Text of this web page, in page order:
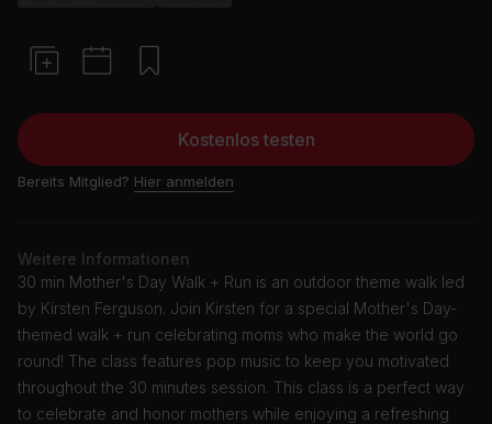
Kostenlos testen
Bereits Mitglied? Hier anmelden
Weitere Informationen
30 min Mother's Day Walk + Run is an outdoor theme walk led
by Kirsten Ferguson. Join Kirsten for a special Mother's Day-
themed walk + run celebrating moms who make the world go
round! The class features pop music to keep you motivated
throughout the 30 minutes session. This class is a perfect way
to celebrate and honor mothers while enjoying a refreshing